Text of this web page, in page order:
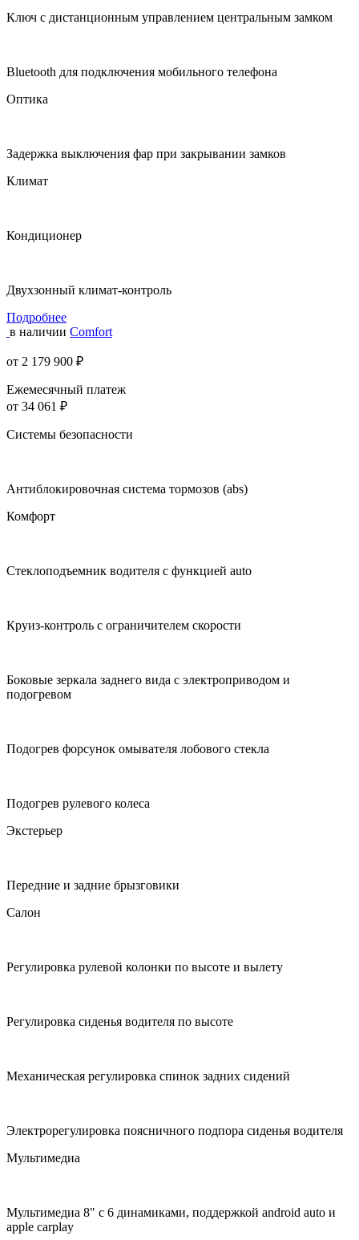
Ключ с дистанционным управлением центральным замком
Bluetooth для подключения мобильного телефона
Оптика
Задержка выключения фар при закрывании замков
Климат
Кондиционер
Двухзонный климат-контроль
Подробнее
в наличии Comfort
от 2 179 900 ₽
Ежемесячный платеж
от 34 061 ₽
Системы безопасности
Антиблокировочная система тормозов (abs)
Комфорт
Стеклоподъемник водителя с функцией auto
Круиз-контроль с ограничителем скорости
Боковые зеркала заднего вида с электроприводом и
подогревом
Подогрев форсунок омывателя лобового стекла
Подогрев рулевого колеса
Экстерьер
Передние и задние брызговики
Салон
Регулировка рулевой колонки по высоте и вылету
Регулировка сиденья водителя по высоте
Механическая регулировка спинок задних сидений
Электрорегулировка поясничного подпора сиденья водителя
Мультимедиа
Мультимедиа 8" с 6 динамиками, поддержкой android auto и
apple carplay